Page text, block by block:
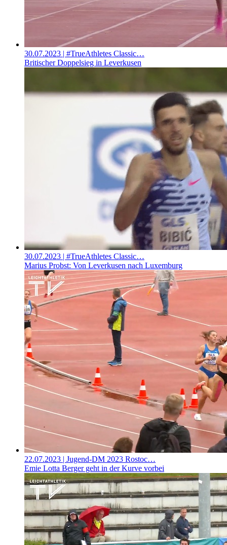
30.07.2023 | #TrueAthletes Classic…
Britischer Doppelsieg in Leverkusen
30.07.2023 | #TrueAthletes Classic…
Marius Probst: Von Leverkusen nach Luxemburg
22.07.2023 | Jugend-DM 2023 Rostoc…
Emie Lotta Berger geht in der Kurve vorbei